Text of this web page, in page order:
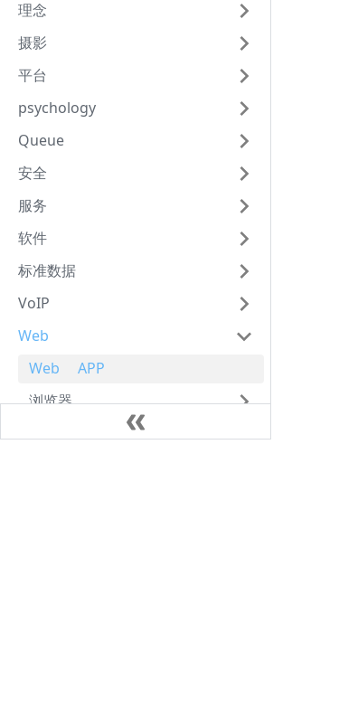
理念
摄影
平台
psychology
Queue
安全
服务
软件
标准数据
VoIP
Web
Web APP
浏览器